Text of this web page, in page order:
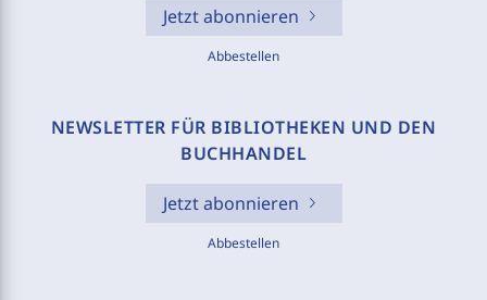
Jetzt abonnieren
Abbestellen
NEWSLETTER FÜR BIBLIOTHEKEN UND DEN
BUCHHANDEL
Jetzt abonnieren
Abbestellen